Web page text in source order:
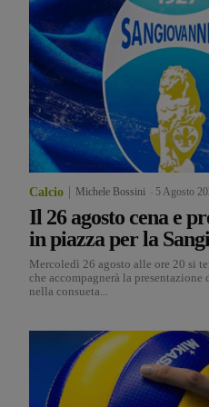
Calcio Michele Bossini 5 Agosto
Il 26 agosto cena e
in piazza per la
Mercoledì 26 agosto alle ore 20 si
che accompagnerà la presentazione
nella consueta...